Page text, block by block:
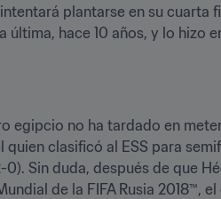
plantarse en su cuarta
hace 10 años, y lo hizo
egipcio no ha tardado en
clasificó al ESS para
Sin duda, después de que
de la FIFA Rusia 2018™,